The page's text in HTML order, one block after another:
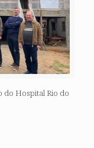
do Hospital Rio do